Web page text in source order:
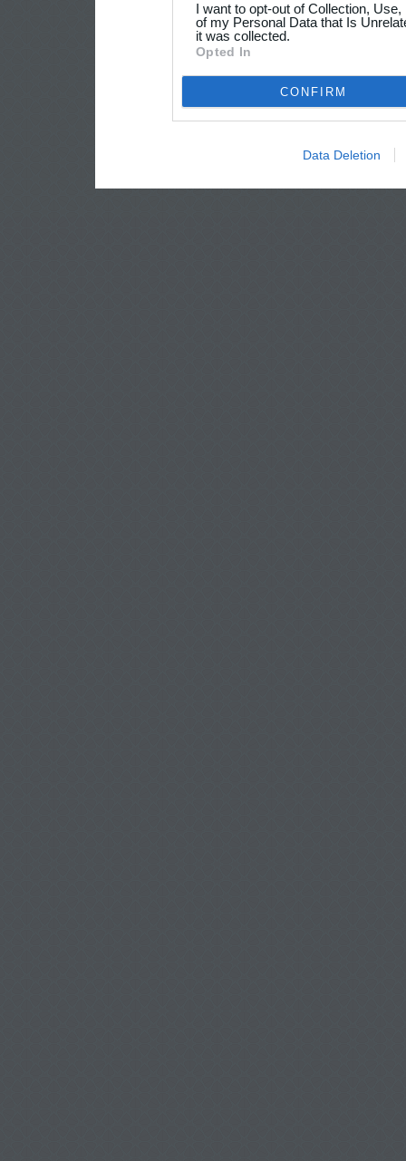
I want to opt-out of Collection,
of my Personal Data that Is
it was collected.
Opted In
CONFIRM
Data Deletion